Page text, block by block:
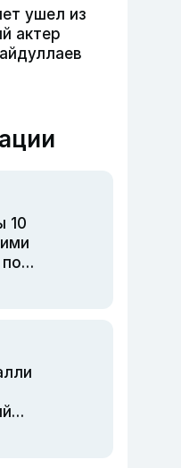
ушел из
актер
10